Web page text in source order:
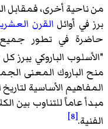
من ناحية أخرى، فمقابل
برز في أوائل القرن
حاضرة في تطور جميع
"الأسلوب الباروكي
منح الباروك المعنى
مبدأ عاماً للتناوب بين
الفنية.[8]